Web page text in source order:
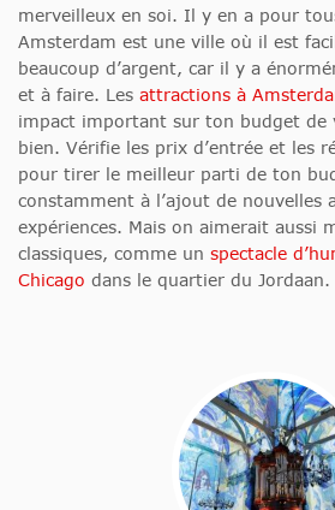
merveilleux en soi. Il y en a pour
Amsterdam est une ville où il est
beaucoup d’argent, car il y a
et à faire. Les attractions à
impact important sur ton budget de
bien. Vérifie les prix d’entrée et les
pour tirer le meilleur parti de ton
constamment à l’ajout de nouvelles
expériences. Mais on aimerait aussi
classiques, comme un spectacle
Chicago dans le quartier du Jordaan.